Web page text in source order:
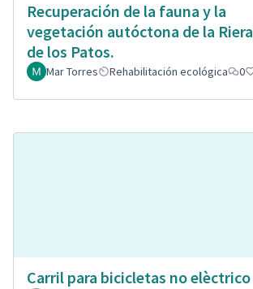
Recuperación de la fauna y la
vegetación autóctona de la Riera
de los Patos.
Mar Torres Rehabilitación ecológica 0
Carril para bicicletas no elèctrico